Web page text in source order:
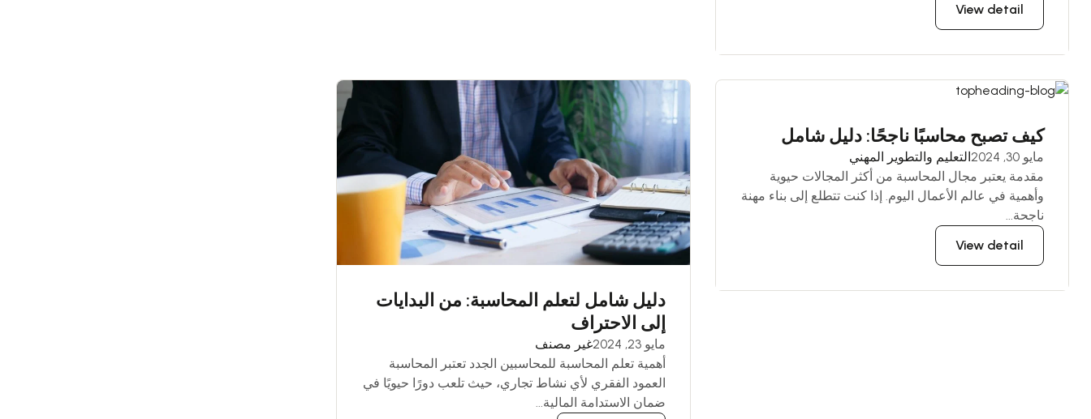
View detail
كيف تصبح محاسبًا ناجحًا: دليل شامل
مايو 30, 2024
التعليم والتطوير المهني
مقدمة يعتبر مجال المحاسبة من أكثر المجالات حيوية
وأهمية في عالم الأعمال اليوم. إذا كنت تتطلع إلى بناء مهنة
ناجحة...
View detail
دليل شامل لتعلم المحاسبة: من البدايات
إلى الاحتراف
مايو 23, 2024
غير مصنف
أهمية تعلم المحاسبة للمحاسبين الجدد تعتبر المحاسبة
العمود الفقري لأي نشاط تجاري، حيث تلعب دورًا حيويًا في
ضمان الاستدامة المالية...